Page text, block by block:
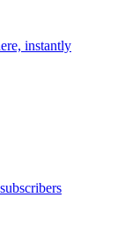
instantly